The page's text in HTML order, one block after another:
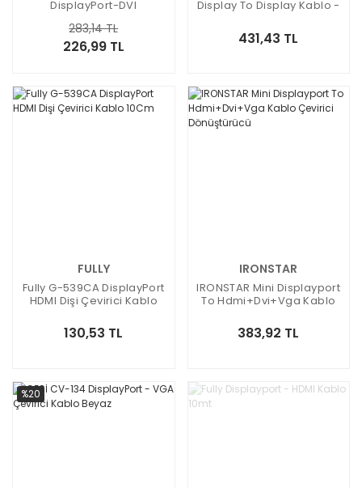
DisplayPort-DVI
226,99 TL
283,14 TL
Display To Display Kablo -
431,43 TL
FULLY
Fully G-539CA DisplayPort
HDMI Dişi Çevirici Kablo
130,53 TL
IRONSTAR
IRONSTAR Mini Displayport
To Hdmi+Dvi+Vga Kablo
383,92 TL
%20